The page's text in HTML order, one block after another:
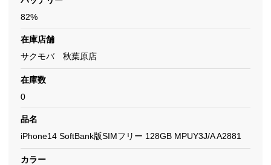
82%
在庫店舗
サクモバ 秋葉原店
在庫数
0
品名
iPhone14 SoftBank版SIMフリー 128GB MPUY3J/A A2881
カラー